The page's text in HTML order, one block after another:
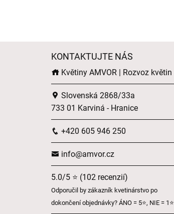
KONTAKTUJTE NÁS
Květiny AMVOR | Rozvoz květin
Slovenská 2868/33a
733 01 Karviná - Hranice
+420 605 946 250
info@amvor.cz
5.0/5 ⭐ (102 recenzií)
Odporučil by zákazník kvetinárstvo po
dokončení objednávky? ÁNO = 5⭐, NIE = 1⭐